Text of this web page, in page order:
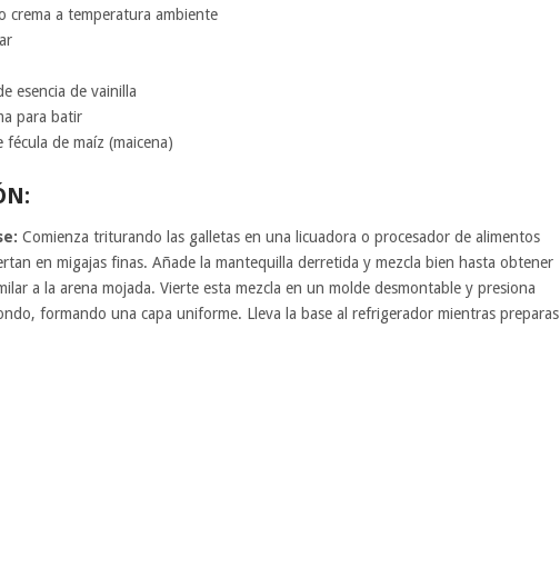
crema a temperatura ambiente
esencia de vainilla
para batir
fécula de maíz (maicena)
Comienza triturando las galletas en una licuadora o procesador de alimentos
en migajas finas. Añade la mantequilla derretida y mezcla bien hasta obtener
a la arena mojada. Vierte esta mezcla en un molde desmontable y presiona
formando una capa uniforme. Lleva la base al refrigerador mientras preparas